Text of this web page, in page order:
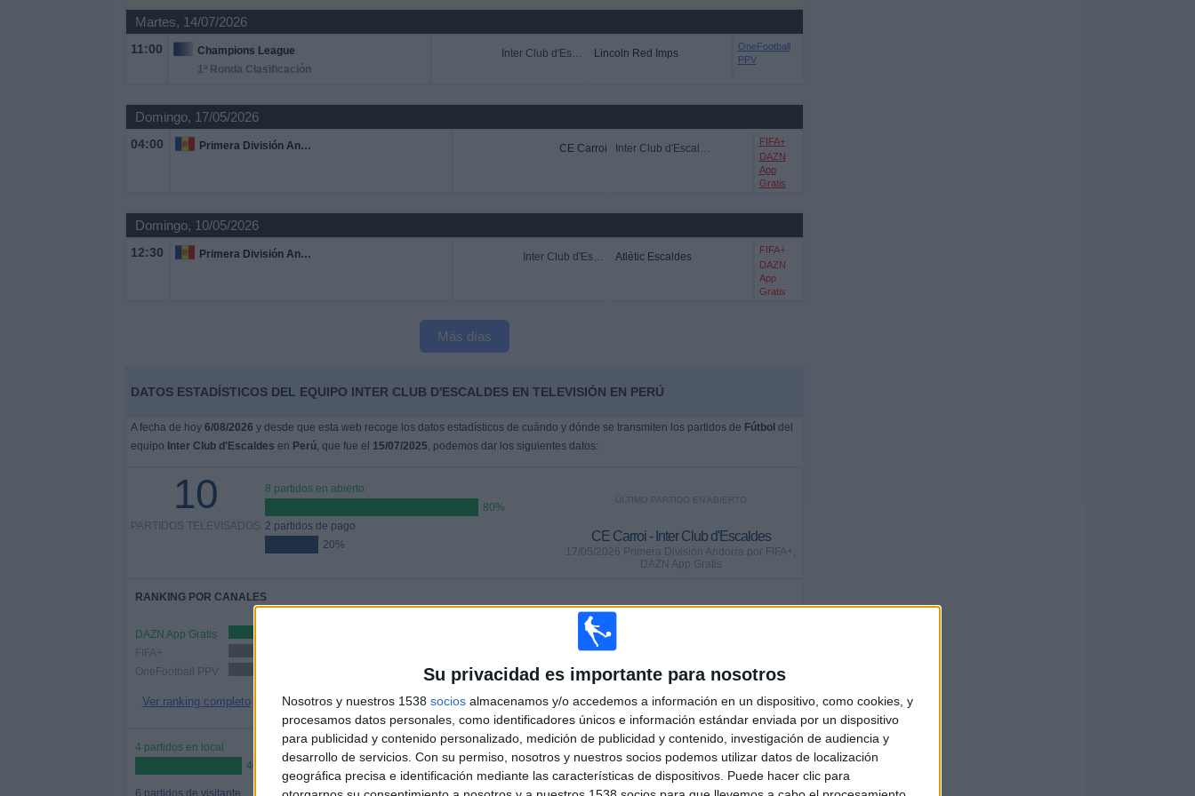
Su privacidad es importante para nosotros
Nosotros y nuestros 1538 socios almacenamos y/o accedemos a información en un dispositivo, como cookies, y
procesamos datos personales, como identificadores únicos e información estándar enviada por un dispositivo
para publicidad y contenido personalizado, medición de publicidad y contenido, investigación de audiencia y
desarrollo de servicios. Con su permiso, nosotros y nuestros socios podemos utilizar datos de localización
geográfica precisa e identificación mediante las características de dispositivos. Puede hacer clic para
Martes, 14/07/2026
11:00
Champions League
1ª Ronda Clasificación
Inter Club d'Escaldes Lincoln Red Imps
OneFootball
PPV
Domingo, 17/05/2026
04:00 Primera División Andorra CE Carroi Inter Club d'Escaldes
FIFA+
DAZN
App
Gratis
Domingo, 10/05/2026
12:30 Primera División Andorra Inter Club d'Escaldes Atlètic Escaldes
FIFA+
DAZN
App
Gratis
Más días
DATOS ESTADÍSTICOS DEL EQUIPO INTER CLUB D'ESCALDES EN TELEVISIÓN EN PERÚ
A fecha de hoy 6/08/2026 y desde que esta web recoge los datos estadísticos de cuándo y dónde se transmiten los partidos de Fútbol del
equipo Inter Club d'Escaldes en Perú, que fue el 15/07/2025, podemos dar los siguientes datos:
10
PARTIDOS TELEVISADOS
8 partidos en abierto
80%
2 partidos de pago
20%
ÚLTIMO PARTIDO EN ABIERTO
CE Carroi - Inter Club d'Escaldes
17/05/2026 Primera División Andorra por FIFA+,
DAZN App Gratis
RANKING POR CANALES
DAZN App Gratis
FIFA+
OneFootball PPV
Ver ranking completo
CANALES TV
SIN PARTIDO
GRATUÍTO
CONSECUTIVOS
4 partidos en local
40%
6 partidos de visitante
TOTAL
8
MÁXIMO
2
TOTAL
2